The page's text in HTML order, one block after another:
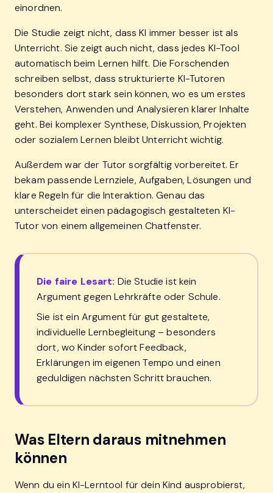
einordnen.
Die Studie zeigt nicht, dass KI immer besser ist als
Unterricht. Sie zeigt auch nicht, dass jedes KI-Tool
automatisch beim Lernen hilft. Die Forschenden
schreiben selbst, dass strukturierte KI-Tutoren
besonders dort stark sein können, wo es um erstes
Verstehen, Anwenden und Analysieren klarer Inhalte
geht. Bei komplexer Synthese, Diskussion, Projekten
oder sozialem Lernen bleibt Unterricht wichtig.
Außerdem war der Tutor sorgfältig vorbereitet. Er
bekam passende Lernziele, Aufgaben, Lösungen und
klare Regeln für die Interaktion. Genau das
unterscheidet einen pädagogisch gestalteten KI-
Tutor von einem allgemeinen Chatfenster.
Die faire Lesart: Die Studie ist kein
Argument gegen Lehrkräfte oder Schule.
Sie ist ein Argument für gut gestaltete,
individuelle Lernbegleitung – besonders
dort, wo Kinder sofort Feedback,
Erklärungen im eigenen Tempo und einen
geduldigen nächsten Schritt brauchen.
Was Eltern daraus mitnehmen
können
Wenn du ein KI-Lerntool für dein Kind ausprobierst,